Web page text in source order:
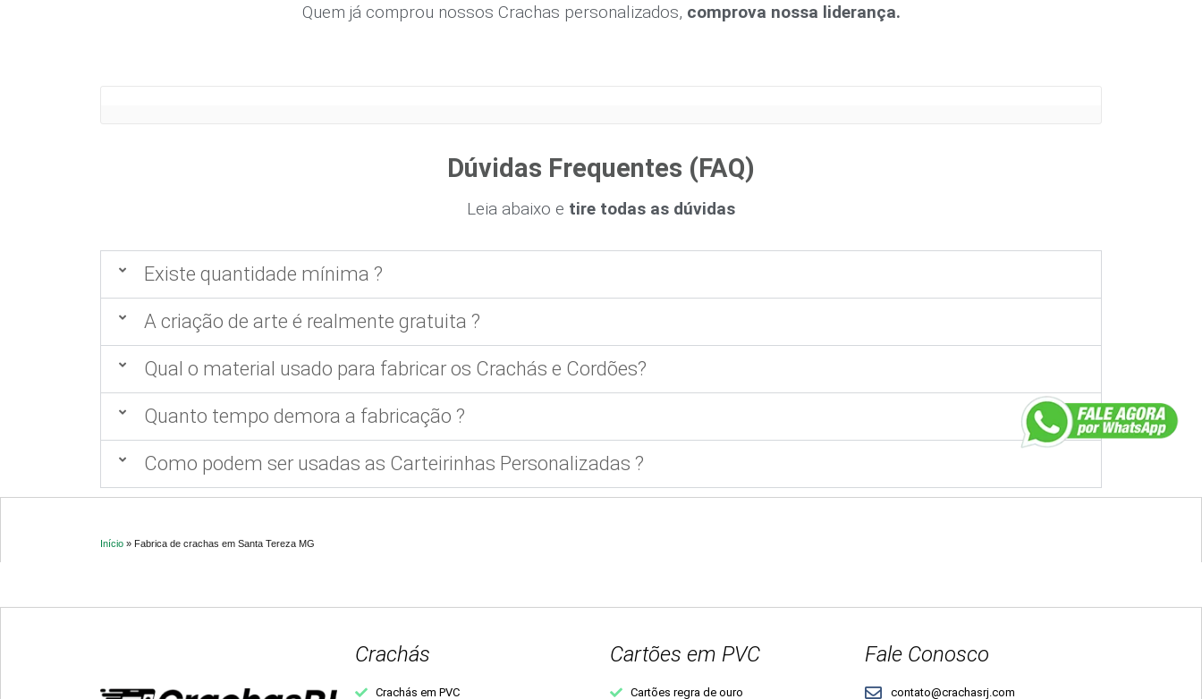
Quem já comprou nossos Crachas personalizados, comprova nossa liderança.
Dúvidas Frequentes (FAQ)
Leia abaixo e tire todas as dúvidas
Existe quantidade mínima ?
A criação de arte é realmente gratuita ?
Qual o material usado para fabricar os Crachás e Cordões?
Quanto tempo demora a fabricação ?
Como podem ser usadas as Carteirinhas Personalizadas ?
Início » Fabrica de crachas em Santa Tereza MG
Crachás
Crachás em PVC
Cartões em PVC
Cartões regra de ouro
Fale Conosco
contato@crachasrj.com